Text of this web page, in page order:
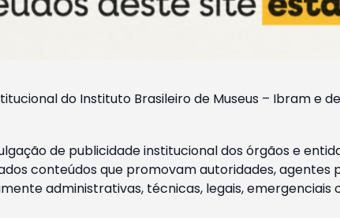
do Instituto Brasileiro de Museus – Ibram e
de publicidade institucional dos órgãos e
conteúdos que promovam autoridades, agentes
administrativas, técnicas, legais, emergenciais